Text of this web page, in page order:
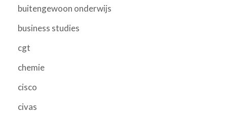
buitengewoon onderwijs
business studies
cgt
chemie
cisco
civas